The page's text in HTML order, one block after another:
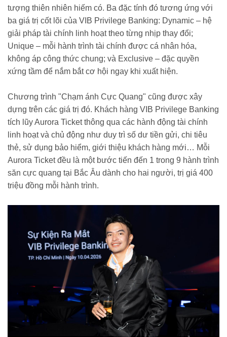
tượng thiên nhiên hiếm có. Ba đặc tính đó tương ứng với
ba giá trị cốt lõi của VIB Privilege Banking: Dynamic – hệ
giải pháp tài chính linh hoạt theo từng nhịp thay đổi;
Unique – mỗi hành trình tài chính được cá nhân hóa,
không áp công thức chung; và Exclusive – đặc quyền
xứng tầm để nắm bắt cơ hội ngay khi xuất hiện.
Chương trình "Chạm ánh Cực Quang" cũng được xây
dựng trên các giá trị đó. Khách hàng VIB Privilege Banking
tích lũy Aurora Ticket thông qua các hành động tài chính
linh hoạt và chủ động như duy trì số dư tiền gửi, chi tiêu
thẻ, sử dụng bảo hiểm, giới thiệu khách hàng mới… Mỗi
Aurora Ticket đều là một bước tiến đến 1 trong 9 hành trình
săn cực quang tại Bắc Âu dành cho hai người, trị giá 400
triệu đồng mỗi hành trình.